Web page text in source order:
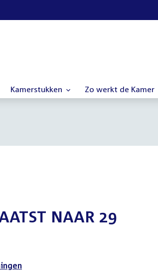
Kamerstukken Zo werkt de Kamer
NAAR 29